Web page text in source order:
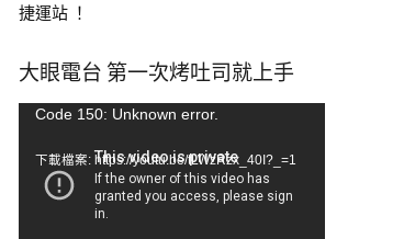
捷運站 ！
大眼電台 第一次烤吐司就上手
視Code 150: Unknown error.
下載檔案: https://youtu.be/tLWzRzx_40I?_=1